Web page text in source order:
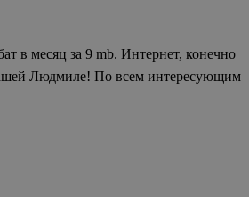
в месяц за 9 mb. Интернет, конечно
Людмиле! По всем интересующим